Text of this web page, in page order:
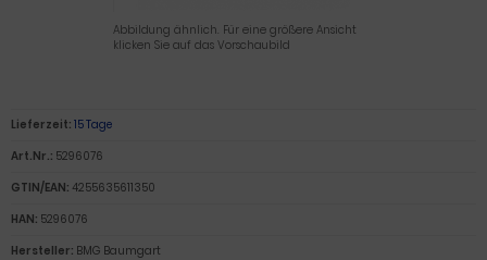
Abbildung ähnlich. Für eine größere Ansicht
klicken Sie auf das Vorschaubild
Lieferzeit: 15 Tage
Art.Nr.: 5296076
GTIN/EAN: 4255635611350
HAN: 5296076
Hersteller: BMG Baumgart